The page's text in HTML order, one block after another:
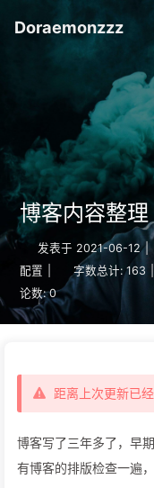
Doraemonzzz
博客内容整理
发表于 2021-06-12
配置
字数总计: 163
论数: 0
距离上次更新已
博客写了三年多了，早
有博客的排版检查一遍